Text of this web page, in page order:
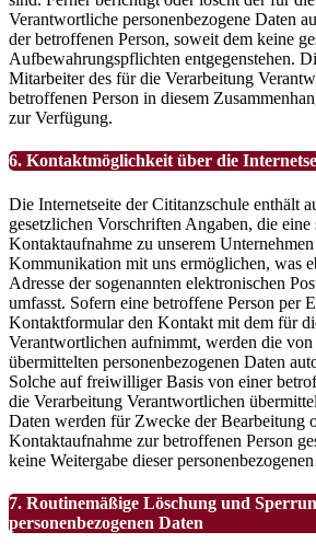
Verantwortliche personenbezogene Daten
der betroffenen Person, soweit dem keine
Aufbewahrungspflichten entgegenstehen.
Mitarbeiter des für die Verarbeitung
betroffenen Person in diesem
zur Verfügung.
6. Kontaktmöglichkeit über die
Die Internetseite der Cititanzschule enthält
gesetzlichen Vorschriften Angaben, die
Kontaktaufnahme zu unserem
Kommunikation mit uns ermöglichen, was
Adresse der sogenannten elektronischen
umfasst. Sofern eine betroffene Person per
Kontaktformular den Kontakt mit dem für
Verantwortlichen aufnimmt, werden die von
übermittelten personenbezogenen Daten
Solche auf freiwilliger Basis von einer
die Verarbeitung Verantwortlichen
Daten werden für Zwecke der Bearbeitung
Kontaktaufnahme zur betroffenen Person
keine Weitergabe dieser
7. Routinemäßige Löschung und
personenbezogenen Daten